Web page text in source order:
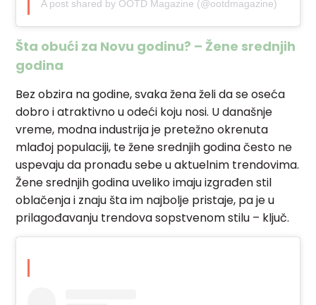
A post shared by OOTD Magazine (@ootdmagazine)
Šta obući za Novu godinu? – Žene srednjih
godina
Bez obzira na godine, svaka žena želi da se oseća
dobro i atraktivno u odeći koju nosi. U današnje
vreme, modna industrija je pretežno okrenuta
mlađoj populaciji, te žene srednjih godina često ne
uspevaju da pronađu sebe u aktuelnim trendovima.
Žene srednjih godina uveliko imaju izgrađen stil
oblačenja i znaju šta im najbolje pristaje, pa je u
prilagođavanju trendova sopstvenom stilu – ključ.